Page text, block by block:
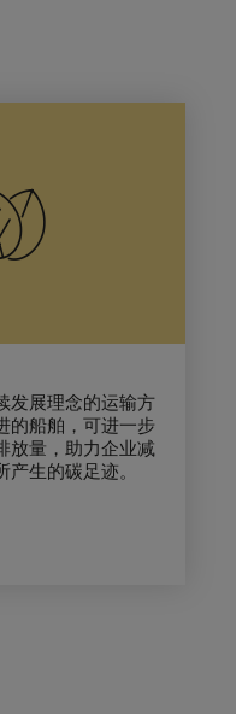
发展理念的运输方
的船舶，可进一步
放量，助力企业减
产生的碳足迹。